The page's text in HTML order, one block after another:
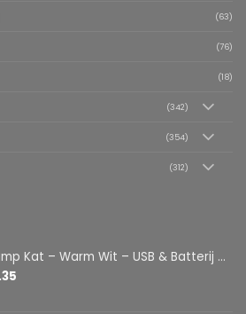
(63)
(76)
(18)
(342)
(354)
(312)
Wit – USB & Batterij – Decoratieve Tafellamp voor Kinderkamer – 28,5 x 24,5 cm